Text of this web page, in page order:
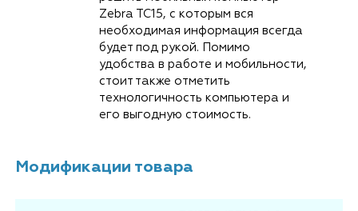
Zebra TC15, с которым вся
необходимая информация всегда
будет под рукой. Помимо
удобства в работе и мобильности,
стоит также отметить
технологичность компьютера и
его выгодную стоимость.
Модификации товара